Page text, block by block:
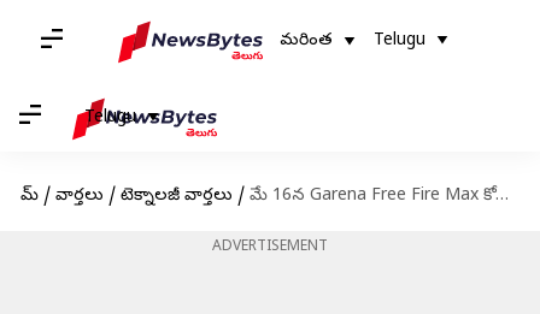
మరింత Telugu
Telugu
హోమ్ / వార్తలు / టెక్నాలజీ వార్తలు / మే 16న Garena Free Fire Max కోడ్‌లు రీడీమ్ చేసుకునే విధానం
ADVERTISEMENT